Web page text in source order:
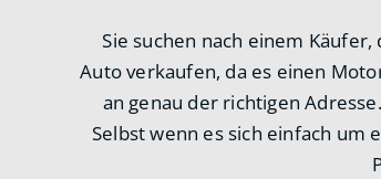
Sie suchen nach einem Käufer,
Auto verkaufen, da es einen
an genau der richtigen
Selbst wenn es sich einfach